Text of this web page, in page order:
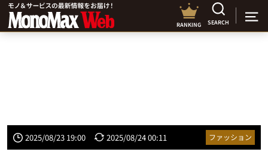
RANKING SEARCH
2025/08/23 19:00 2025/08/24 00:11 ファッション